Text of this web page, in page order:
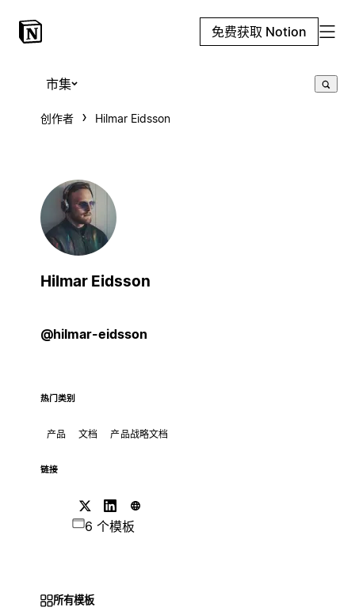
免费获取 Notion
市集
创作者 Hilmar Eidsson
Hilmar Eidsson
@hilmar-eidsson
热门类别
产品 文档 产品战略文档
链接
6 个模板
所有模板